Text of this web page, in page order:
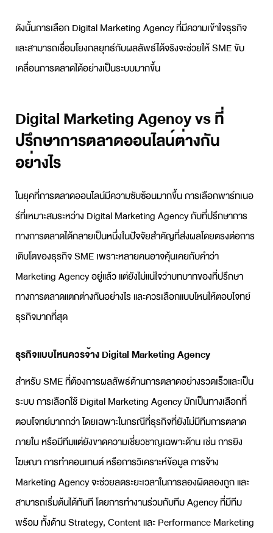
ดังนั้นการเลือกDigital Marketing Agencyที่มีความเข้าใจธุรกิจ
และสามารถเชื่อมโยงกลยุทธ์กับผลลัพธ์ได้จริงจะช่วยให้ SME ขับ
เคลื่อนการตลาดได้อย่างเป็นระบบมากขึ้น
Digital Marketing Agency vs ที่
ปรึกษาการตลาดออนไลน์ต่างกัน
อย่างไร
ในยุคที่การตลาดออนไลน์มีความซับซ้อนมากขึ้น การเลือกพาร์ทเนอ
ร์ที่เหมาะสมระหว่าง Digital Marketing Agencyกับที่ปรึกษาการ
ทางการตลาดได้กลายเป็นหนึ่งในปัจจัยสำคัญที่ส่งผลโดยตรงต่อการ
เติบโตของธุรกิจ SME เพราะหลายคนอาจคุ้นเคยกับคำว่า
Marketing Agencyอยู่แล้ว แต่ยังไม่แน่ใจว่าบทบาทของที่ปรึกษา
ทางการตลาดแตกต่างกันอย่างไร และควรเลือกแบบไหนให้ตอบโจทย์
ธุรกิจมากที่สุด
ธุรกิจแบบไหนควรจ้างDigital Marketing Agency
สำหรับ SME ที่ต้องการผลลัพธ์ด้านการตลาดอย่างรวดเร็วและเป็น
ระบบ การเลือกใช้Digital Marketing Agencyมักเป็นทางเลือกที่
ตอบโจทย์มากกว่า โดยเฉพาะในกรณีที่ธุรกิจที่ยังไม่มีทีมการตลาด
ภายใน หรือมีทีมแต่ยังขาดความเชี่ยวชาญเฉพาะด้าน เช่น การยิง
โฆษณา การทำคอนเทนต์ หรือการวิเคราะห์ข้อมูล การจ้าง
Marketing Agencyจะช่วยลดระยะเวลาในการลองผิดลองถูก และ
สามารถเริ่มต้นได้ทันที โดยการทำงานร่วมกับทีม Agency ที่มีทีม
พร้อม ทั้งด้าน Strategy, Content และ Performance Marketing